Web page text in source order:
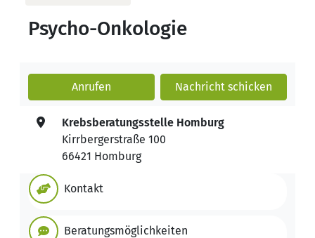
Psycho-Onkologie
Anrufen Nachricht schicken
Krebsberatungsstelle Homburg
Kirrbergerstraße 100
66421 Homburg
Kontakt
Beratungsmöglichkeiten